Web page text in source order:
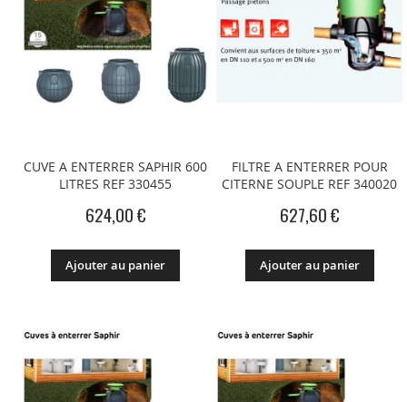
CUVE A ENTERRER SAPHIR 600
LITRES REF 330455
624,00 €
Ajouter au panier
FILTRE A ENTERRER POUR
CITERNE SOUPLE REF 340020
627,60 €
Ajouter au panier